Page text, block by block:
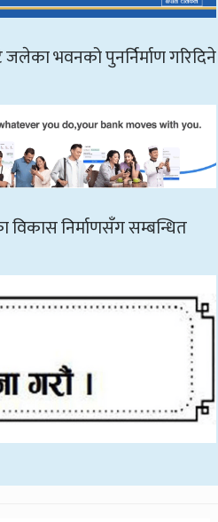
भवनको पुनर्निर्माण गरिदिने
विकास निर्माणसँग सम्बन्धित